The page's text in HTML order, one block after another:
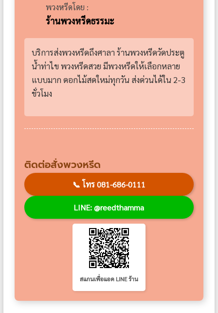
พวงหรีดโดย :
ร้านพวงหรีดธรรมะ
บริการส่งพวงหรีดถึงศาลา ร้านพวงหรีดวัดประตู
น้ำท่าไข พวงหรีดสวย มีพวงหรีดให้เลือกหลาย
แบบมาก ดอกไม้สดใหม่ทุกวัน ส่งด่วนได้ใน 2-3
ชั่วโมง
ติดต่อสั่งพวงหรีด
📞 โทร 081-686-0111
LINE: @reedthamma
สแกนเพื่อแอด LINE ร้าน